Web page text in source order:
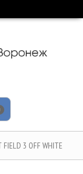
FIELD 3 OFF WHITE